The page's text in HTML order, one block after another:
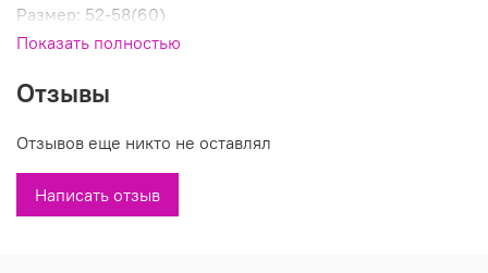
Размер: 52-58(60)
Производитель: Турция
Вы можете купить недорого теплую тунику-худи модель 3540 в
магазинах У Стаса. Модель 3540: описание, фото, состав,
производитель.
Показать полностью
Отзывы
Отзывов еще никто не оставлял
Написать отзыв